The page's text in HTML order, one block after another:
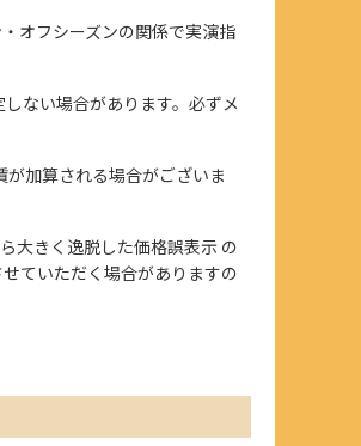
オフシーズンの関係で実演指
ない場合があります。必ずメ
加算される場合がございま
大きく逸脱した価格誤表示 の
ていただく場合がありますの